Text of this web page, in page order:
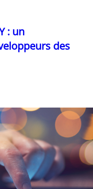
: un
des